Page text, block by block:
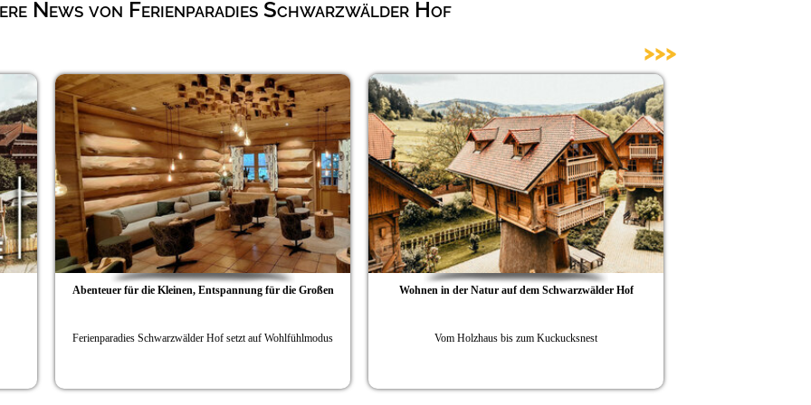
News von Ferienparadies Schwarzwälder Hof
Abenteuer für die Kleinen, Entspannung für die Großen
Ferienparadies Schwarzwälder Hof setzt auf Wohlfühlmodus
Wohnen in der Natur auf dem Schwarzwälder Hof
Vom Holzhaus bis zum Kuckucksnest
>>>